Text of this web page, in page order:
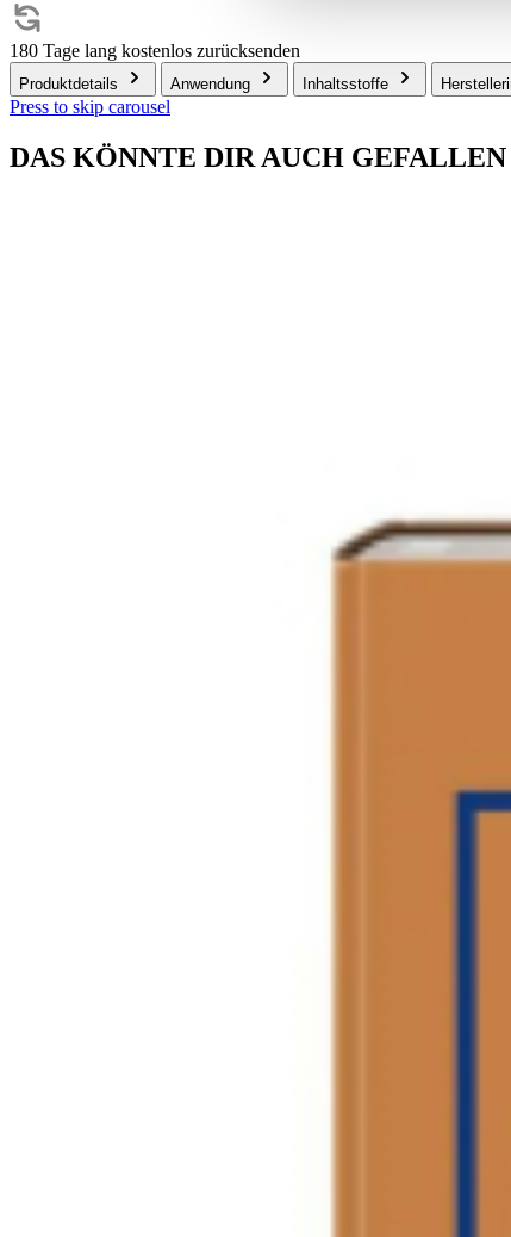
180 Tage lang kostenlos zurücksenden
Produktdetails Anwendung Inhaltsstoffe
Press to skip carousel
DAS KÖNNTE DIR AUCH GEFALLEN